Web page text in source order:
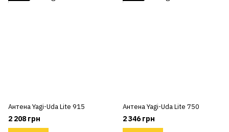
Антена Yagi-Uda Lite 915
2 208 грн
Антена Yagi-Uda Lite 750
2 346 грн